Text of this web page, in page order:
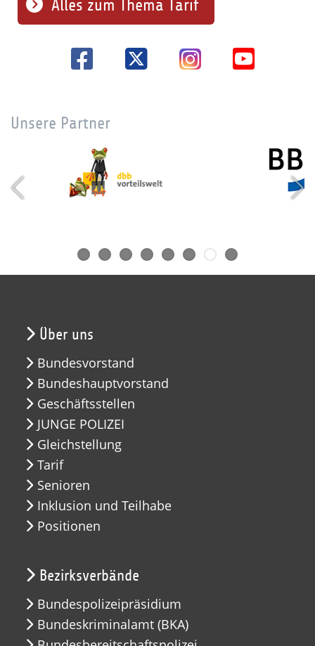
Alles zum Thema Tarif
Unsere Partner
Über uns
Bundesvorstand
Bundeshauptvorstand
Geschäftsstellen
JUNGE POLIZEI
Gleichstellung
Tarif
Senioren
Inklusion und Teilhabe
Positionen
Bezirksverbände
Bundespolizeipräsidium
Bundeskriminalamt (BKA)